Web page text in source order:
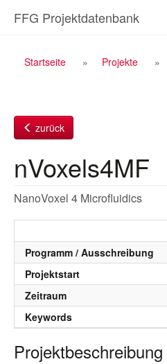
InhaltFFG Projektdatenbank
Breadcrumb
Startseite Projekte
zurück
nVoxels4MF
NanoVoxel 4 Microfluidics
Programm / Ausschreibung
Projektstart
Zeitraum
Keywords
Projektbeschreibung